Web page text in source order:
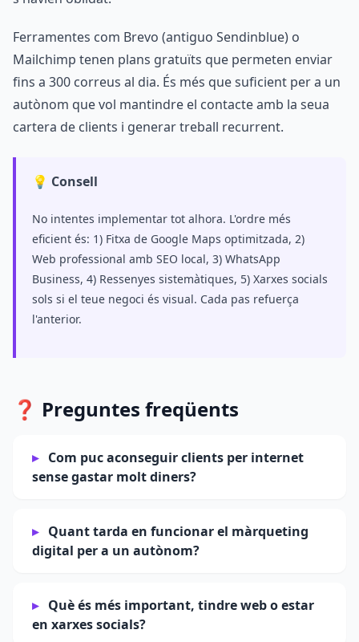
Ferramentes com Brevo (antiguo Sendinblue) o
Mailchimp tenen plans gratuïts que permeten enviar
fins a 300 correus al dia. És més que suficient per a un
autònom que vol mantindre el contacte amb la seua
cartera de clients i generar treball recurrent.
💡 Consell
No intentes implementar tot alhora. L'ordre més
eficient és: 1) Fitxa de Google Maps optimitzada, 2)
Web professional amb SEO local, 3) WhatsApp
Business, 4) Ressenyes sistemàtiques, 5) Xarxes socials
sols si el teue negoci és visual. Cada pas refuerça
l'anterior.
❓ Preguntes freqüents
Com puc aconseguir clients per internet
sense gastar molt diners?
Quant tarda en funcionar el màrqueting
digital per a un autònom?
Què és més important, tindre web o estar
en xarxes socials?